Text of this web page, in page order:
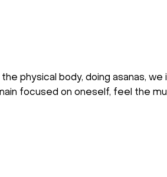
physical body, doing asanas,
focused on oneself, feel the